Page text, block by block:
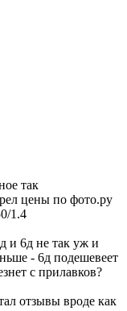
так
цены по фото.ру
1.4
и 6д не так уж и
- 6д подешевеет
с прилавков?
отзывы вроде как